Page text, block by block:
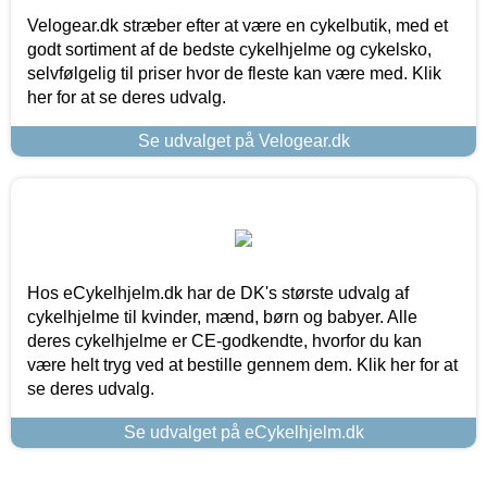
Velogear.dk stræber efter at være en cykelbutik, med et
godt sortiment af de bedste cykelhjelme og cykelsko,
selvfølgelig til priser hvor de fleste kan være med. Klik
her for at se deres udvalg.
Se udvalget på Velogear.dk
Hos eCykelhjelm.dk har de DK's største udvalg af
cykelhjelme til kvinder, mænd, børn og babyer. Alle
deres cykelhjelme er CE-godkendte, hvorfor du kan
være helt tryg ved at bestille gennem dem. Klik her for at
se deres udvalg.
Se udvalget på eCykelhjelm.dk